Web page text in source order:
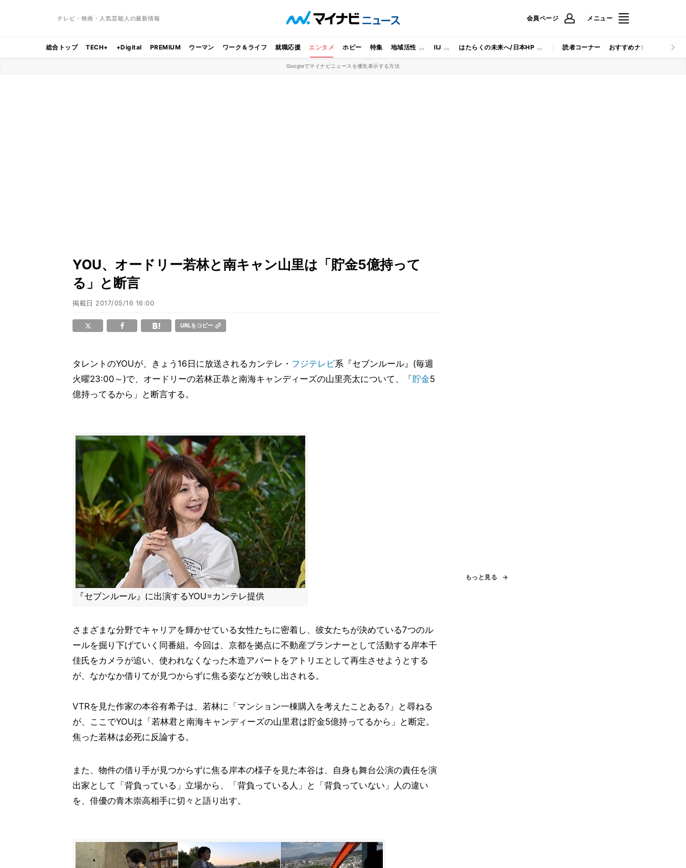
テレビ・映画・人気芸能人の最新情報 会員ページ メニュー
総合トップ TECH+ +Digital PREMIUM ウーマン ワーク＆ライフ 就職応援 エンタメ ホビー 特集 地域活性 IIJ はたらくの未来へ/日本HP 読者コーナー おすすめナビ マイナビ
Googleでマイナビニュースを優先表示する方法
YOU、オードリー若林と南キャン山里は「貯金5億持って
る」と断言
掲載日 2017/05/16 16:00
URLをコピー
タレントのYOUが、きょう16日に放送されるカンテレ・ フジテレビ系『セブンルール』(毎週
火曜23:00～)で、オードリーの若林正恭と南海キャンディーズの山里亮太について、「 貯金5
億持ってるから」と断言する。
『セブンルール』に出演するYOU=カンテレ提供
さまざまな分野でキャリアを輝かせている女性たちに密着し、彼女たちが決めている7つのル
ールを掘り下げていく同番組。今回は、京都を拠点に不動産プランナーとして活動する岸本千
佳氏をカメラが追い、使われなくなった木造アパートをアトリエとして再生させようとする
が、なかなか借りてが見つからずに焦る姿などが映し出される。
VTRを見た作家の本谷有希子は、若林に「マンション一棟購入を考えたことある?」と尋ねる
が、ここでYOUは「若林君と南海キャンディーズの山里君は貯金5億持ってるから」と断定。
焦った若林は必死に反論する。
また、物件の借り手が見つからずに焦る岸本の様子を見た本谷は、自身も舞台公演の責任を演
出家として「背負っている」立場から、「背負っている人」と「背負っていない」人の違い
を、俳優の青木崇高相手に切々と語り出す。
もっと見る